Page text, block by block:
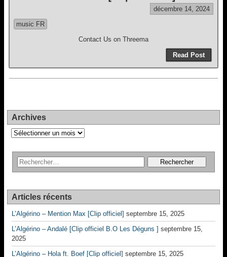
décembre 14, 2024
music FR
Contact Us on Threema
Read Post
Archives
Archives
Articles récents
L’Algérino – Mention Max [Clip officiel] septembre 15, 2025
L’Algérino – Andalé [Clip officiel B.O Les Déguns ] septembre 15,
2025
L’Algérino – Hola ft. Boef [Clip officiel] septembre 15, 2025